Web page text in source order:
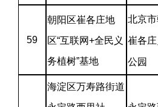
59
朝阳区崔各庄地
区“互联网+全民义
务植树”基地
北京
崔各
公园
海淀区万寿路街道